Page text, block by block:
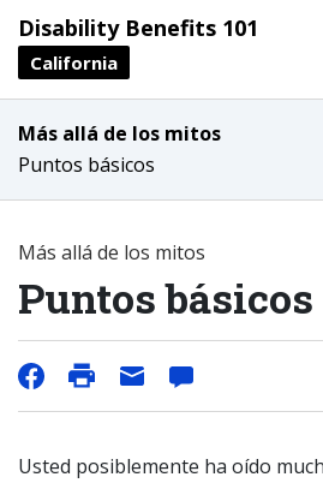
Disability Benefits 101
California
Más allá de los mitos
Puntos básicos
Más allá de los mitos
Puntos básicos
Usted posiblemente ha oído